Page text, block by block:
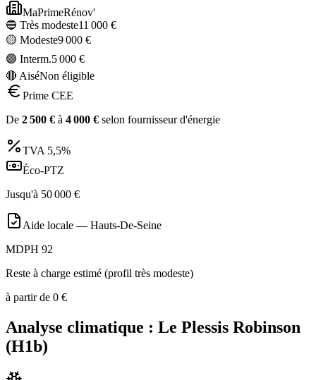
MaPrimeRénov'
🔵 Très modeste11 000 €
🟡 Modeste9 000 €
🟣 Interm.5 000 €
🔴 AiséNon éligible
Prime CEE
De 2 500 € à 4 000 € selon fournisseur d'énergie
TVA 5,5%
Éco-PTZ
Jusqu'à 50 000 €
Aide locale — Hauts-De-Seine
MDPH 92
Reste à charge estimé (profil très modeste)
à partir de 0 €
Analyse climatique : Le Plessis Robinson
(H1b)